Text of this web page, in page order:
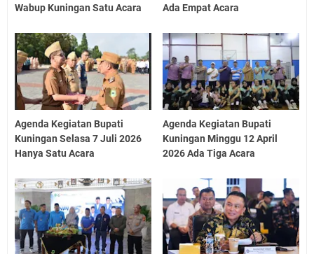
Wabup Kuningan Satu Acara
Ada Empat Acara
Agenda Kegiatan Bupati
Kuningan Selasa 7 Juli 2026
Hanya Satu Acara
Agenda Kegiatan Bupati
Kuningan Minggu 12 April
2026 Ada Tiga Acara